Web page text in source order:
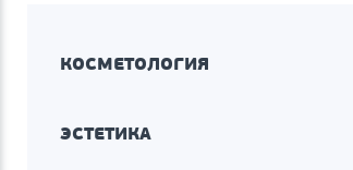
КОСМЕТОЛОГИЯ
ЭСТЕТИКА